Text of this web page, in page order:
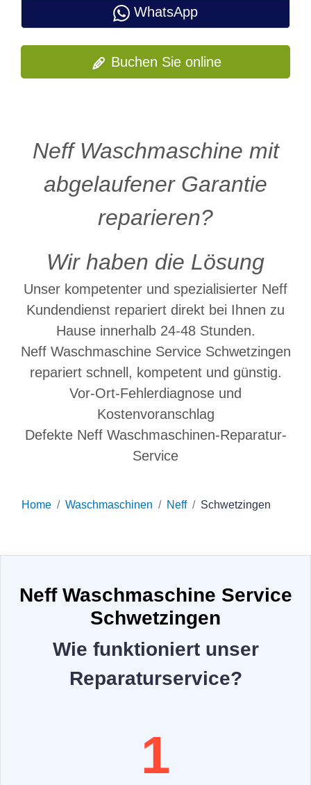
WhatsApp
Buchen Sie online
Neff Waschmaschine mit
abgelaufener Garantie
reparieren?
Wir haben die Lösung
Unser kompetenter und spezialisierter Neff
Kundendienst repariert direkt bei Ihnen zu
Hause innerhalb 24-48 Stunden.
Neff Waschmaschine Service Schwetzingen
repariert schnell, kompetent und günstig.
Vor-Ort-Fehlerdiagnose und
Kostenvoranschlag
Defekte Neff Waschmaschinen-Reparatur-
Service
Home Waschmaschinen Neff Schwetzingen
Neff Waschmaschine Service
Schwetzingen
Wie funktioniert unser
Reparaturservice?
1